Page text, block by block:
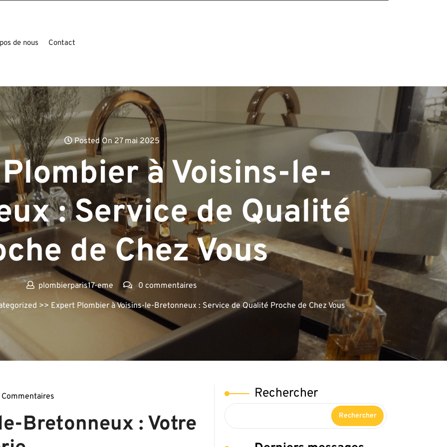
de nous Contact
Posted On 27 mai 2025
à Voisins-le-
: Service de Qualité
de Chez Vous
plombierparis17-eme
0 commentaires
>> Expert Plombier à Voisins-le-Bretonneux : Service de Qualité Proche de Chez Vous
Commentaires
Bretonneux : Votre
Rechercher
Rechercher